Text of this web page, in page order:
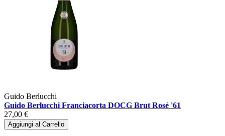
Guido Berlucchi
Guido Berlucchi Franciacorta DOCG Brut Rosé '61
27,00 €
Aggiungi al Carrello